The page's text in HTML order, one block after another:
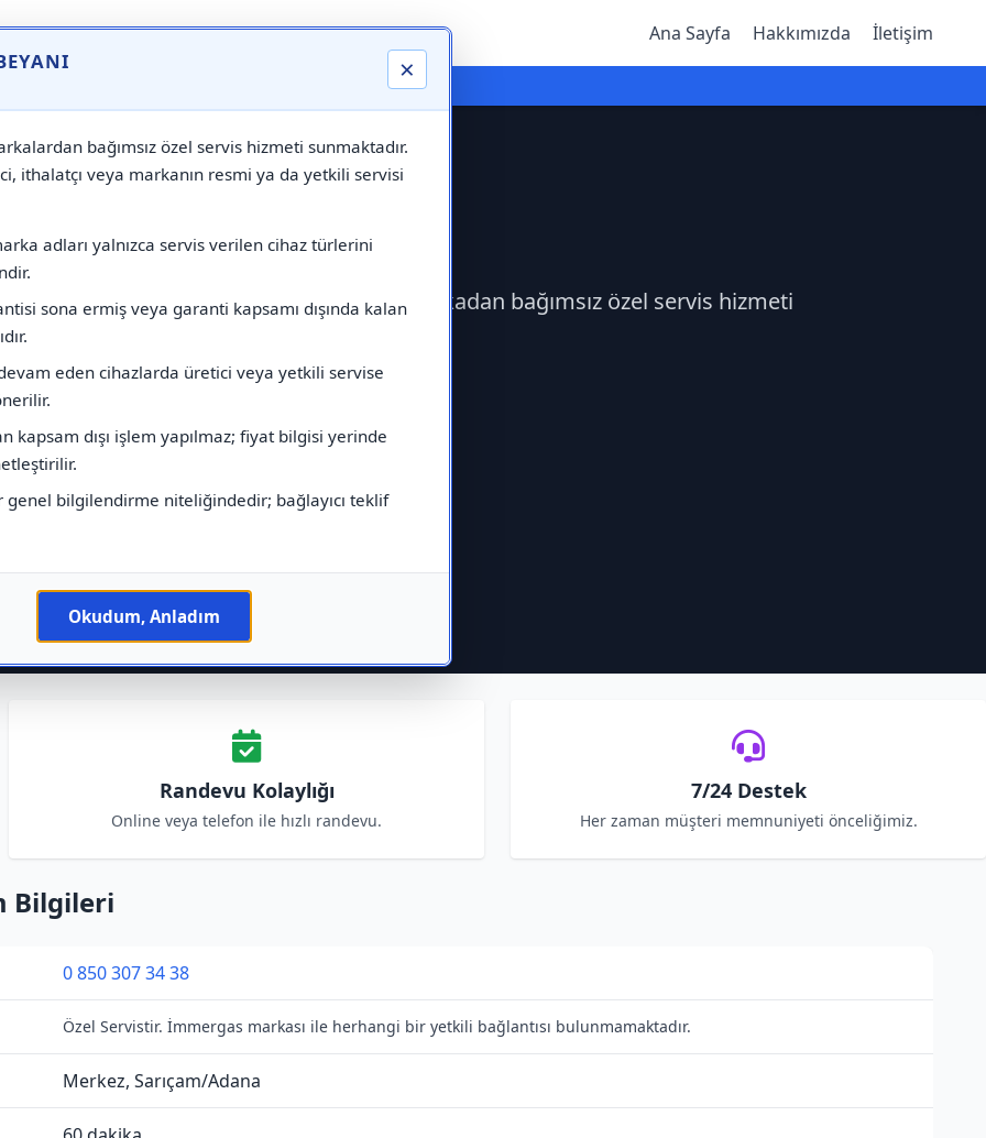
×
bağımsız özel servis hizmeti sunmaktadır.
ithalatçı veya markanın resmi ya da yetkili servisi
adları yalnızca servis verilen cihaz türlerini
sona ermiş veya garanti kapsamı dışında kalan
eden cihazlarda üretici veya yetkili servise
kapsam dışı işlem yapılmaz; fiyat bilgisi yerinde
genel bilgilendirme niteliğindedir; bağlayıcı teklif
Okudum, Anladım
Ana Sayfa Hakkımızda İletişim
⚠️ Markadan Bağımsız "Özel Servis" Hizmeti
Servisi
İmmergas Servisi çağırabilirsiniz.Markadan bağımsız özel servis hizmeti
Randevu Kolaylığı
Online veya telefon ile hızlı randevu.
7/24 Destek
Her zaman müşteri memnuniyeti önceliğimiz.
Bilgileri
0 850 307 34 38
Özel Servistir. İmmergas markası ile herhangi bir yetkili bağlantısı bulunmamaktadır.
Merkez, Sarıçam/Adana